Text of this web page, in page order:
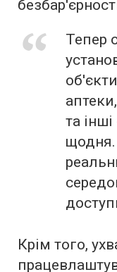
Тепер
та
Крім того,